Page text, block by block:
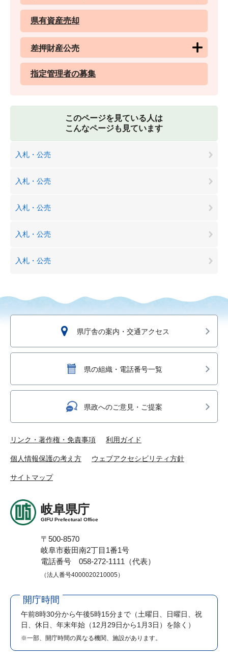
県有資産売却
差押財産公売
指定管理者の募集
このページを見ている人は
こんなページも見ています
入札・公売
入札・公売
入札・公売
入札・公売
入札・公売
県庁舎の案内・交通アクセス
県の組織・電話番号一覧
県政へのご意見・ご提案
リンク・著作権・免責事項 利用ガイド
個人情報保護の考え方 ウェブアクセシビリティ方針
サイトマップ
岐阜県庁
GIFU Prefectural Office
〒500-8570
岐阜市薮田南2丁目1番1号
電話番号 058-272-1111（代表）
（法人番号4000020210005）
開庁時間
午前8時30分から午後5時15分まで （土曜日、日曜日、祝
日、休日、年末年始（12月29日から1月3日）を除く）
※一部、開庁時間の異なる機関、施設があります。